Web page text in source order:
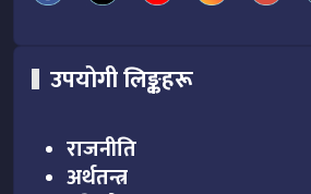
उपयोगी लिङ्कहरू
राजनीति
अर्थतन्त्र